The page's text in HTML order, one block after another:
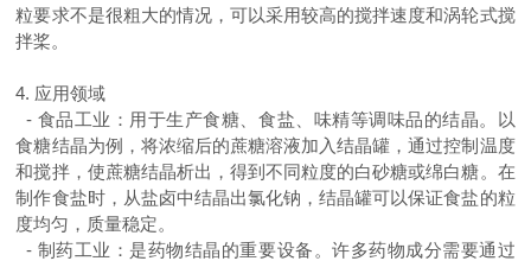
粒要求不是很粗大的情况，可以采用较高的搅拌速度和涡轮式搅
拌桨。
4. 应用领域
- 食品工业：用于生产食糖、食盐、味精等调味品的结晶。以
食糖结晶为例，将浓缩后的蔗糖溶液加入结晶罐，通过控制温度
和搅拌，使蔗糖结晶析出，得到不同粒度的白砂糖或绵白糖。在
制作食盐时，从盐卤中结晶出氯化钠，结晶罐可以保证食盐的粒
度均匀，质量稳定。
- 制药工业：是药物结晶的重要设备。许多药物成分需要通过